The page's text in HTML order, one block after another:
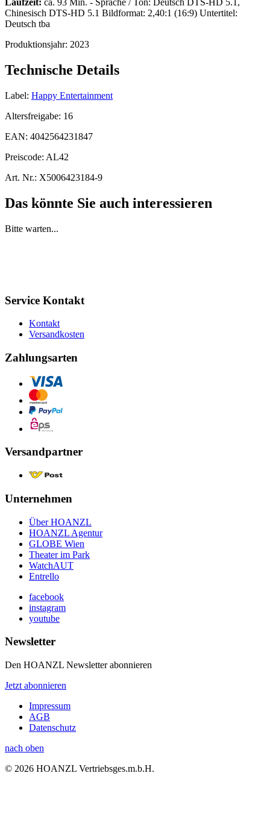
Laufzeit: ca. 93 Min. - Sprache / Ton: Deutsch DTS-HD 5.1,
Chinesisch DTS-HD 5.1 Bildformat: 2,40:1 (16:9) Untertitel:
Deutsch tba
Produktionsjahr: 2023
Technische Details
Label: Happy Entertainment
Altersfreigabe: 16
EAN: 4042564231847
Preiscode: AL42
Art. Nr.: X5006423184-9
Das könnte Sie auch interessieren
Bitte warten...
Service Kontakt
Kontakt
Versandkosten
Zahlungsarten
Versandpartner
Unternehmen
Über HOANZL
HOANZL Agentur
GLOBE Wien
Theater im Park
WatchAUT
Entrello
facebook
instagram
youtube
Newsletter
Den HOANZL Newsletter abonnieren
Jetzt abonnieren
Impressum
AGB
Datenschutz
nach oben
© 2026 HOANZL Vertriebsges.m.b.H.